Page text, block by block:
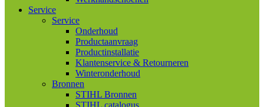
Service
Service
Onderhoud
Productaanvraag
Productinstallatie
Klantenservice & Retourneren
Winteronderhoud
Bronnen
STIHL Bronnen
STIHL catalogus